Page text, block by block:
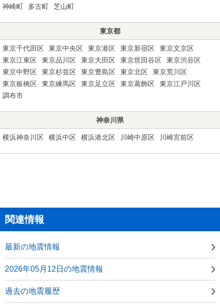
神崎町 多古町 芝山町
東京都
東京千代田区 東京中央区 東京港区 東京新宿区
東京文京区
東京江東区
東京品川区 東京大田区 東京世田谷区
東京渋谷区
東京中野区
東京杉並区 東京豊島区 東京北区
東京荒川区
東京板橋区
東京練馬区 東京足立区 東京葛飾区
東京江戸川区
調布市
神奈川県
横浜神奈川区 横浜中区 横浜港北区 川崎中原区 川崎宮前区
関連情報
最新の地震情報
2026年05月12日の地震情報
過去の地震履歴